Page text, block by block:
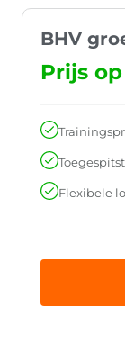
BHV
Prijs
Flexibele